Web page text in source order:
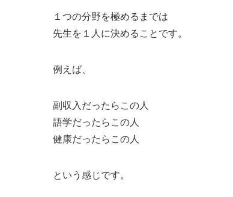
１つの分野を極めるまでは
先生を１人に決めることです。
例えば、
副収入だったらこの人
語学だったらこの人
健康だったらこの人
という感じです。